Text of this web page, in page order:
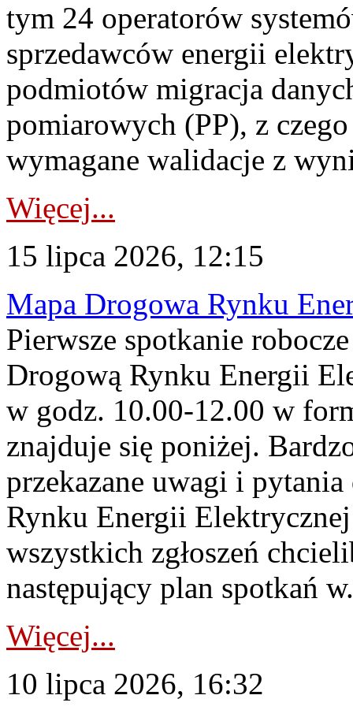
tym 24 operatorów
sprzedawców energii
podmiotów migracja
pomiarowych (PP), z
wymagane walidacje z
Więcej...
15 lipca 2026, 12:15
Mapa Drogowa Rynku
Pierwsze spotkanie
Drogową Rynku Energii
w godz. 10.00-12.00 w
znajduje się poniżej.
przekazane uwagi i
Rynku Energii
wszystkich zgłoszeń
następujący plan spotkań
Więcej...
10 lipca 2026, 16:32